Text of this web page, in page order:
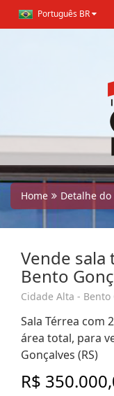
Português BR
Home Detalhe
Vende
Bento
Cidade Alta - Bento
Sala Térrea com
área total, para
Gonçalves (RS)
R$